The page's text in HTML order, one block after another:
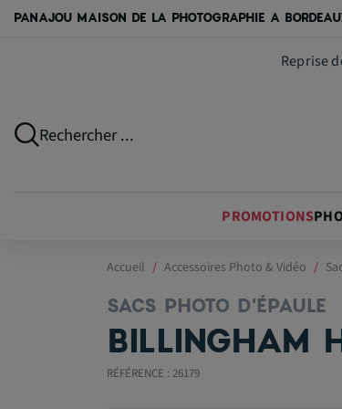
PANAJOU MAISON DE LA PHOTOGRAPHIE A
Reprise
Rechercher ...
PROMOTIONS
Accueil Accessoires Photo & Vidéo
SACS PHOTO D'ÉPAULE
BILLINGHAM
RÉFÉRENCE : 26179